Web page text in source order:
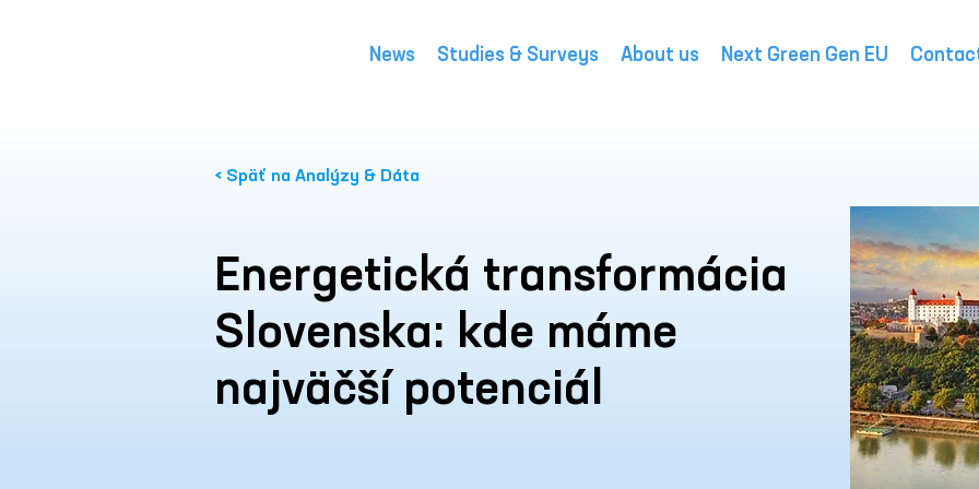
News Studies & Surveys About us Next Green Gen EU
< Späť na Analýzy & Dáta
Energetická transformácia
Slovenska: kde máme
najväčší potenciál